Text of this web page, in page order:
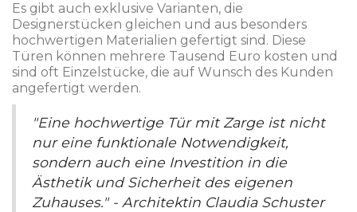
Es gibt auch exklusive Varianten, die
Designerstücken gleichen und aus besonders
hochwertigen Materialien gefertigt sind. Diese
Türen können mehrere Tausend Euro kosten und
sind oft Einzelstücke, die auf Wunsch des Kunden
angefertigt werden.
"Eine hochwertige Tür mit Zarge ist nicht
nur eine funktionale Notwendigkeit,
sondern auch eine Investition in die
Ästhetik und Sicherheit des eigenen
Zuhauses." - Architektin Claudia Schuster